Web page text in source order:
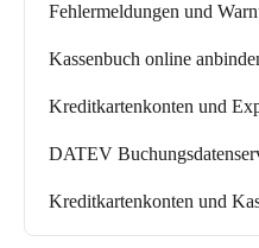
Fehlermeldungen und
Kassenbuch online
Kreditkartenkonten und
DATEV
Kreditkartenkonten und